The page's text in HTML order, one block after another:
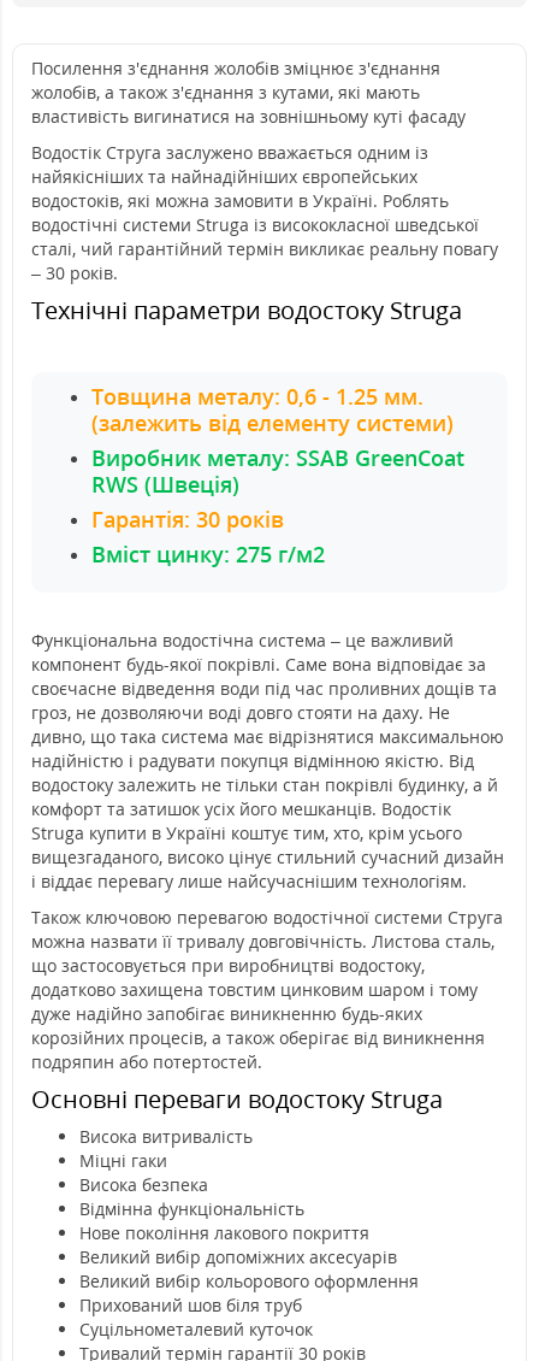
Посилення з'єднання жолобів зміцнює з'єднання
жолобів, а також з'єднання з кутами, які мають
властивість вигинатися на зовнішньому куті фасаду
Водостік Струга заслужено вважається одним із
найякісніших та найнадійніших європейських
водостоків, які можна замовити в Україні. Роблять
водостічні системи Struga із висококласної шведської
сталі, чий гарантійний термін викликає реальну повагу
– 30 років.
Технічні параметри водостоку Struga
Товщина металу: 0,6 - 1.25 мм.
(залежить від елементу системи)
Виробник металу: SSAB GreenCoat
RWS (Швеція)
Гарантія: 30 років
Вміст цинку: 275 г/м2
Функціональна водостічна система – це важливий
компонент будь-якої покрівлі. Саме вона відповідає за
своєчасне відведення води під час проливних дощів та
гроз, не дозволяючи воді довго стояти на даху. Не
дивно, що така система має відрізнятися максимальною
надійністю і радувати покупця відмінною якістю. Від
водостоку залежить не тільки стан покрівлі будинку, а й
комфорт та затишок усіх його мешканців. Водостік
Struga купити в Україні коштує тим, хто, крім усього
вищезгаданого, високо цінує стильний сучасний дизайн
і віддає перевагу лише найсучаснішим технологіям.
Також ключовою перевагою водостічної системи Струга
можна назвати її тривалу довговічність. Листова сталь,
що застосовується при виробництві водостоку,
додатково захищена товстим цинковим шаром і тому
дуже надійно запобігає виникненню будь-яких
корозійних процесів, а також оберігає від виникнення
подряпин або потертостей.
Основні переваги водостоку Struga
Висока витривалість
Міцні гаки
Висока безпека
Відмінна функціональність
Нове покоління лакового покриття
Великий вибір допоміжних аксесуарів
Великий вибір кольорового оформлення
Прихований шов біля труб
Суцільнометалевий куточок
Тривалий термін гарантії 30 років